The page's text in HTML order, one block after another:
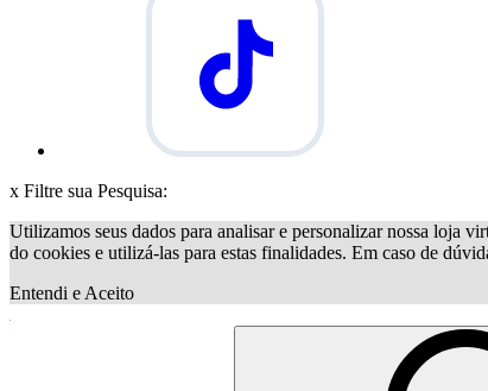
x Filtre sua Pesquisa:
Utilizamos seus dados para analisar e personalizar nossa loja
do cookies e utilizá-las para estas finalidades. Em caso de
Entendi e Aceito